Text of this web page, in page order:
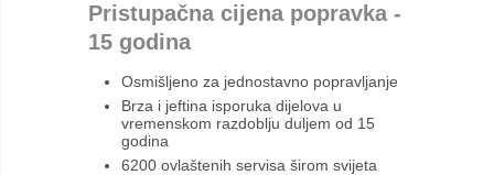
Pristupačna cijena popravka -
15 godina
Osmišljeno za jednostavno popravljanje
Brza i jeftina isporuka dijelova u
vremenskom razdoblju duljem od 15
godina
6200 ovlaštenih servisa širom svijeta